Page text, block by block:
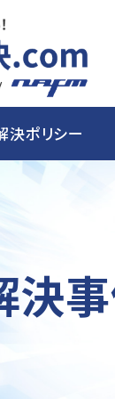
決ポリシー